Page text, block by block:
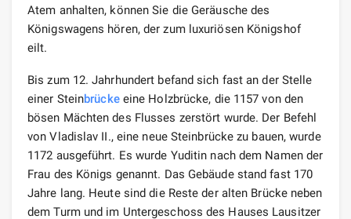
Atem anhalten, können Sie die Geräusche des
Königswagens hören, der zum luxuriösen Königshof
eilt.
Bis zum 12. Jahrhundert befand sich fast an der Stelle
einer Steinbrückeeine Holzbrücke, die 1157 von den
bösen Mächten des Flusses zerstört wurde. Der Befehl
von Vladislav II., eine neue Steinbrücke zu bauen, wurde
1172 ausgeführt. Es wurde Yuditin nach dem Namen der
Frau des Königs genannt. Das Gebäude stand fast 170
Jahre lang. Heute sind die Reste der alten Brücke neben
dem Turm und im Untergeschoss des Hauses Lausitzer